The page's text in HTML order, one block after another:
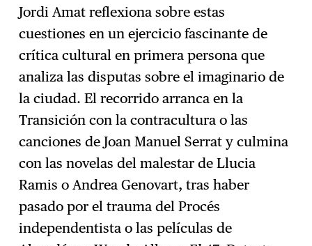
Jordi Amat reflexiona sobre estas
cuestiones en un ejercicio fascinante de
crítica cultural en primera persona que
analiza las disputas sobre el imaginario de
la ciudad. El recorrido arranca en la
Transición con la contracultura o las
canciones de Joan Manuel Serrat y culmina
con las novelas del malestar de Llucia
Ramis o Andrea Genovart, tras haber
pasado por el trauma del Procés
independentista o las películas de